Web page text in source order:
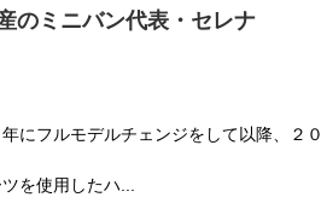
のミニバン代表・セレナ
にフルモデルチェンジをして以降、２
を使用したハ...